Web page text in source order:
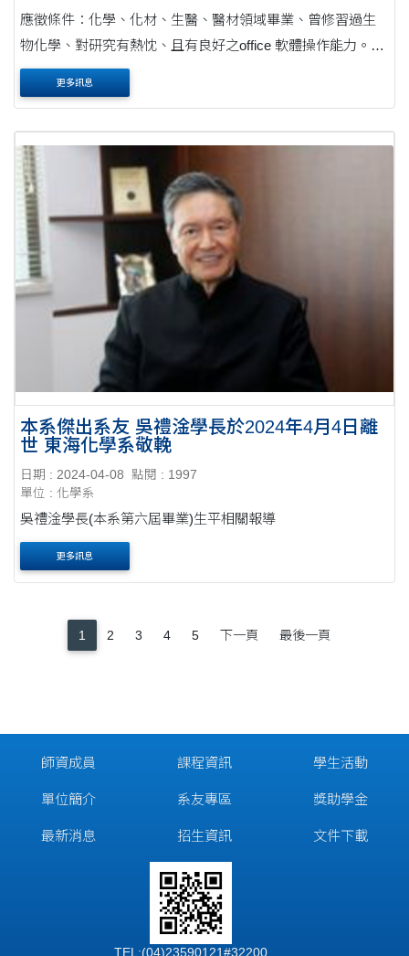
應徵條件：化學、化材、生醫、醫材領域畢業、曾修習過生
物化學、對研究有熱忱、且有良好之office 軟體操作能力。大
學畢業者需有專題研究經驗。具有生醫實驗操作(細胞培養、
細菌培養、Western blot...等)技術者尤佳。 職....
更多訊息
本系傑出系友 吳禮淦學長於2024年4月4日離
世 東海化學系敬輓
日期 : 2024-04-08
點閱 : 1997
單位 : 化學系
吳禮淦學長(本系第六屆畢業)生平相關報導
更多訊息
1 2 3 4 5 下一頁 最後一頁
師資成員
單位簡介
最新消息
課程資訊
系友專區
招生資訊
學生活動
獎助學金
文件下載
TEL:(04)23590121#32200